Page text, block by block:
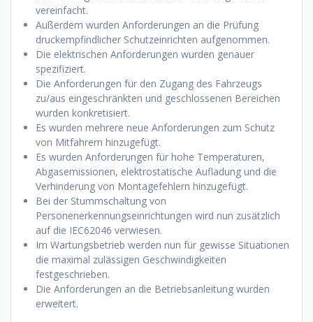
vereinfacht.
Außerdem wurden Anforderungen an die Prüfung
druckempfindlicher Schutzeinrichten aufgenommen.
Die elektrischen Anforderungen wurden genauer
spezifiziert.
Die Anforderungen für den Zugang des Fahrzeugs
zu/aus eingeschränkten und geschlossenen Bereichen
wurden konkretisiert.
Es wurden mehrere neue Anforderungen zum Schutz
von Mitfahrern hinzugefügt.
Es wurden Anforderungen für hohe Temperaturen,
Abgasemissionen, elektrostatische Aufladung und die
Verhinderung von Montagefehlern hinzugefügt.
Bei der Stummschaltung von
Personenerkennungseinrichtungen wird nun zusätzlich
auf die IEC62046 verwiesen.
Im Wartungsbetrieb werden nun für gewisse Situationen
die maximal zulässigen Geschwindigkeiten
festgeschrieben.
Die Anforderungen an die Betriebsanleitung wurden
erweitert.